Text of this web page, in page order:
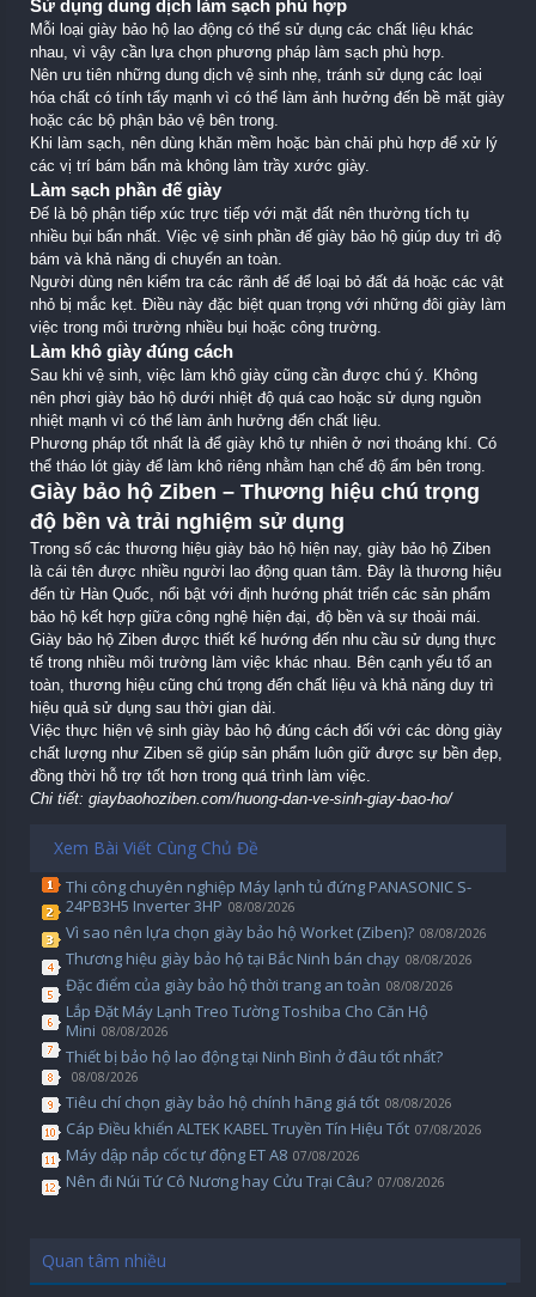
Sử dụng dung dịch làm sạch phù hợp
Mỗi loại giày bảo hộ lao động có thể sử dụng các chất liệu khác
nhau, vì vậy cần lựa chọn phương pháp làm sạch phù hợp.
Nên ưu tiên những dung dịch vệ sinh nhẹ, tránh sử dụng các loại
hóa chất có tính tẩy mạnh vì có thể làm ảnh hưởng đến bề mặt giày
hoặc các bộ phận bảo vệ bên trong.
Khi làm sạch, nên dùng khăn mềm hoặc bàn chải phù hợp để xử lý
các vị trí bám bẩn mà không làm trầy xước giày.
Làm sạch phần đế giày
Đế là bộ phận tiếp xúc trực tiếp với mặt đất nên thường tích tụ
nhiều bụi bẩn nhất. Việc vệ sinh phần đế giày bảo hộ giúp duy trì độ
bám và khả năng di chuyển an toàn.
Người dùng nên kiểm tra các rãnh đế để loại bỏ đất đá hoặc các vật
nhỏ bị mắc kẹt. Điều này đặc biệt quan trọng với những đôi giày làm
việc trong môi trường nhiều bụi hoặc công trường.
Làm khô giày đúng cách
Sau khi vệ sinh, việc làm khô giày cũng cần được chú ý. Không
nên phơi giày bảo hộ dưới nhiệt độ quá cao hoặc sử dụng nguồn
nhiệt mạnh vì có thể làm ảnh hưởng đến chất liệu.
Phương pháp tốt nhất là để giày khô tự nhiên ở nơi thoáng khí. Có
thể tháo lót giày để làm khô riêng nhằm hạn chế độ ẩm bên trong.
Giày bảo hộ Ziben – Thương hiệu chú trọng
độ bền và trải nghiệm sử dụng
Trong số các thương hiệu giày bảo hộ hiện nay, giày bảo hộ Ziben
là cái tên được nhiều người lao động quan tâm. Đây là thương hiệu
đến từ Hàn Quốc, nổi bật với định hướng phát triển các sản phẩm
bảo hộ kết hợp giữa công nghệ hiện đại, độ bền và sự thoải mái.
Giày bảo hộ Ziben được thiết kế hướng đến nhu cầu sử dụng thực
tế trong nhiều môi trường làm việc khác nhau. Bên cạnh yếu tố an
toàn, thương hiệu cũng chú trọng đến chất liệu và khả năng duy trì
hiệu quả sử dụng sau thời gian dài.
Việc thực hiện vệ sinh giày bảo hộ đúng cách đối với các dòng giày
chất lượng như Ziben sẽ giúp sản phẩm luôn giữ được sự bền đẹp,
đồng thời hỗ trợ tốt hơn trong quá trình làm việc.
Chi tiết: giaybaohoziben.com/huong-dan-ve-sinh-giay-bao-ho/
Xem Bài Viết Cùng Chủ Đề
Thi công chuyên nghiệp Máy lạnh tủ đứng PANASONIC S-
24PB3H5 Inverter 3HP 08/08/2026
Vì sao nên lựa chọn giày bảo hộ Worket (Ziben)? 08/08/2026
Thương hiệu giày bảo hộ tại Bắc Ninh bán chạy 08/08/2026
Đặc điểm của giày bảo hộ thời trang an toàn 08/08/2026
Lắp Đặt Máy Lạnh Treo Tường Toshiba Cho Căn Hộ
Mini 08/08/2026
Thiết bị bảo hộ lao động tại Ninh Bình ở đâu tốt nhất?
08/08/2026
Tiêu chí chọn giày bảo hộ chính hãng giá tốt 08/08/2026
Cáp Điều khiển ALTEK KABEL Truyền Tín Hiệu Tốt 07/08/2026
Máy dập nắp cốc tự động ET A8 07/08/2026
Nên đi Núi Tứ Cô Nương hay Cửu Trại Câu? 07/08/2026
Quan tâm nhiều